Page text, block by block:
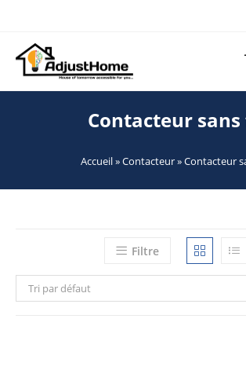
Contacteur
Accueil»Contacteur»Contacteur
Filtre
Tri par défaut